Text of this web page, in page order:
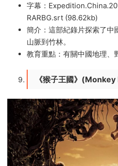
字幕：
RARBG.srt (98.62kb)
簡介：這部紀錄片探索了中
山脈到竹林。
教育重點：有關中國地理、
《猴子王國》